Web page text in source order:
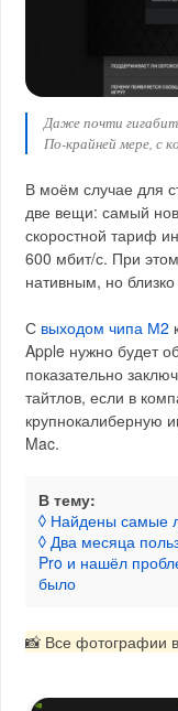
Даже почти
По-крайней мере, с
В моём случае для
две вещи: самый
скоростной тариф
600 мбит/с. При
нативным, но близко
С выходом чипа М2
Apple нужно будет
показательно
тайтлов, если в
крупнокалиберную
Mac.
В тему:
◊ Найдены самые
◊ Два месяца
Pro и нашёл
было
📸 Все фотографии в